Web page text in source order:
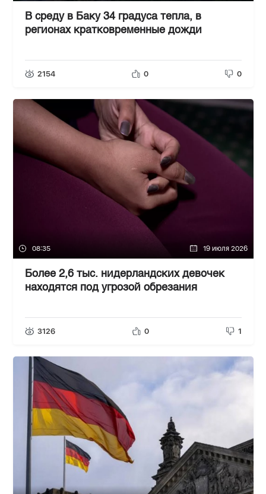
В среду в Баку 34 градуса тепла, в
регионах кратковременные дожди
2154 0 0
08:35 19 июля 2026
Более 2,6 тыс. нидерландских девочек
находятся под угрозой обрезания
3126 0 1